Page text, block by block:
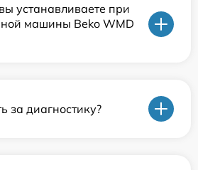
устанавливаете при
машины Beko WMD
за диагностику?